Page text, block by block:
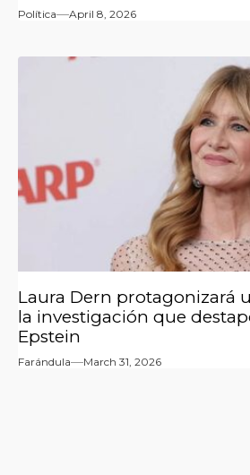
Política April 8, 2026
Laura Dern protagonizará
la investigación que
Epstein
Farándula March 31, 2026